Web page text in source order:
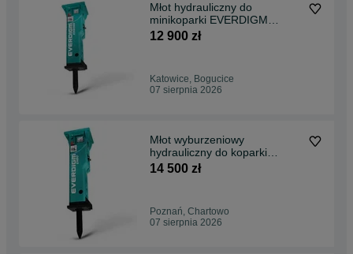
Młot hydrauliczny do
minikoparki EVERDIGM
EHB008 - 80 Kg
12 900 zł
Katowice, Bogucice
07 sierpnia 2026
Młot wyburzeniowy
hydrauliczny do koparki
EVERDIGM EHB02 - 121 KG
14 500 zł
Poznań, Chartowo
07 sierpnia 2026